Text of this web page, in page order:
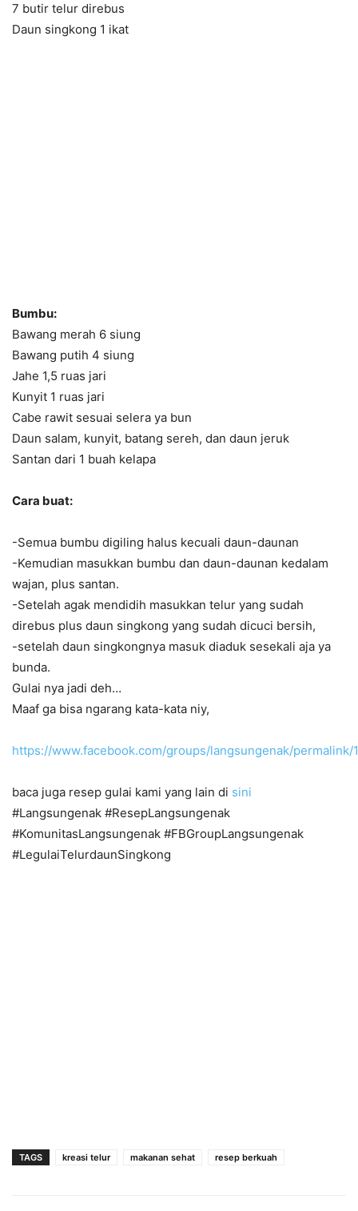
7 butir telur direbus
Daun singkong 1 ikat
Bumbu:
Bawang merah 6 siung
Bawang putih 4 siung
Jahe 1,5 ruas jari
Kunyit 1 ruas jari
Cabe rawit sesuai selera ya bun
Daun salam, kunyit, batang sereh, dan daun jeruk
Santan dari 1 buah kelapa
Cara buat:
-Semua bumbu digiling halus kecuali daun-daunan
-Kemudian masukkan bumbu dan daun-daunan kedalam
wajan, plus santan.
-Setelah agak mendidih masukkan telur yang sudah
direbus plus daun singkong yang sudah dicuci bersih,
-setelah daun singkongnya masuk diaduk sesekali aja ya
bunda.
Gulai nya jadi deh…
Maaf ga bisa ngarang kata-kata niy,
https://www.facebook.com/groups/langsungenak/permalink/
baca juga resep gulai kami yang lain di sini
#Langsungenak #ResepLangsungenak
#KomunitasLangsungenak #FBGroupLangsungenak
#LegulaiTelurdaunSingkong
TAGS kreasi telur makanan sehat resep berkuah